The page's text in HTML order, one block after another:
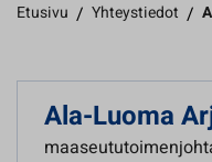
Etusivu / Yhteystiedot /
Ala-Luoma